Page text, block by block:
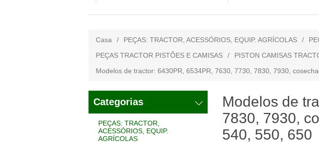
Casa / PEÇAS: TRACTOR, ACESSÓRIOS, EQUIP. AGRÍCOLAS /
PEÇAS TRACTOR PISTÕES E CAMISAS
/ PISTON CAMISAS
Modelos de tractor: 6430PR, 6534PR, 7630, 7730, 7830, 7930,
Categorias
PEÇAS: TRACTOR,
ACESSÓRIOS, EQUIP.
AGRÍCOLAS
Modelos de
7830, 7930,
540, 550, 650